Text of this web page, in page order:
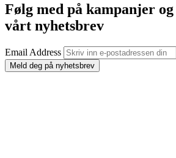
Følg med på kampanjer
vårt nyhetsbrev
Email Address
Meld deg på nyhetsbrev